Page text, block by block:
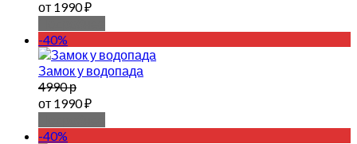
от 1990 ₽
-40%
Замок у водопада
4990 р
от 1990 ₽
-40%